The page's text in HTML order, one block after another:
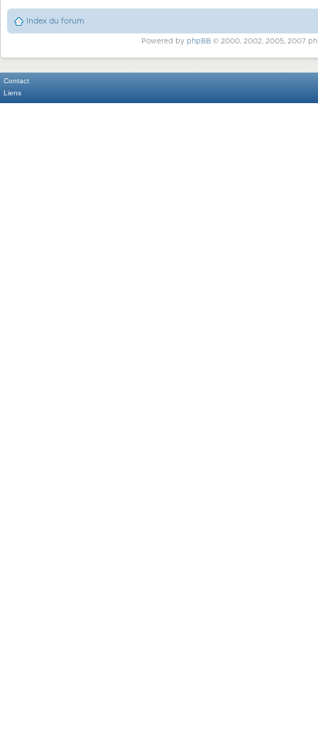
Index du forum
Powered by phpBB© 2000, 2002, 2005, 2007
Contact
Liens